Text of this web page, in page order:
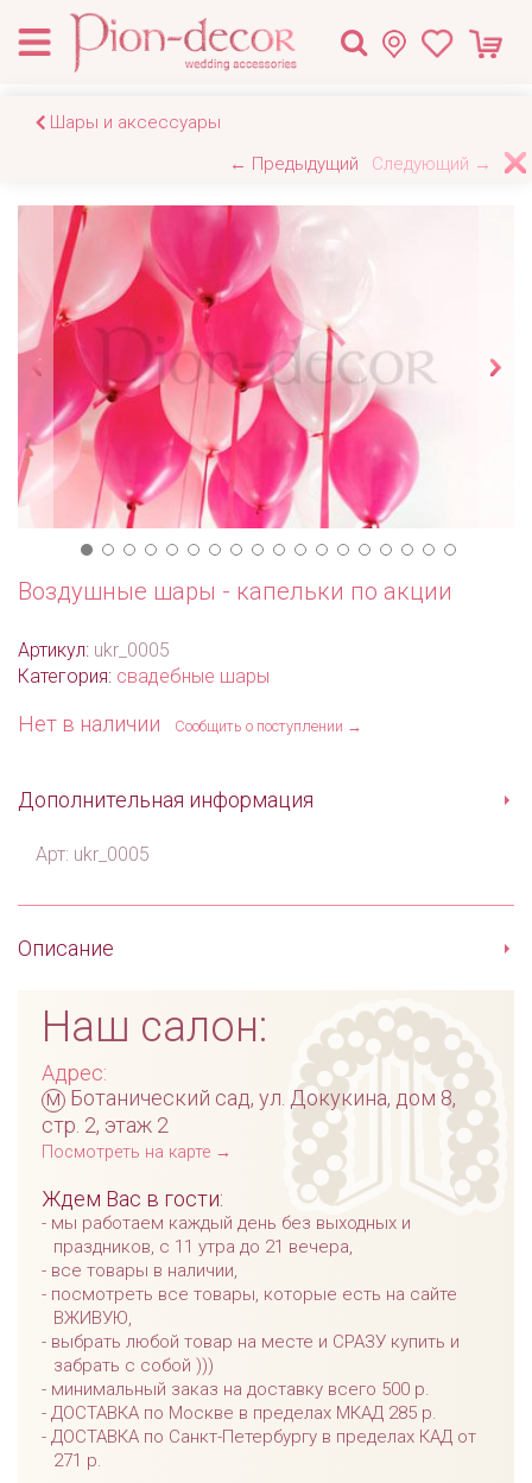
Шары и аксессуары
← Предыдущий
Следующий →
Воздушные шары - капельки по акции
Артикул: ukr_0005
Категория: свадебные шары
Нет в наличии Сообщить о поступлении →
Дополнительная информация
Арт: ukr_0005
Описание
Наш салон:
Адрес:
м Ботанический сад, ул. Докукина, дом 8,
стр. 2, этаж 2
Посмотреть на карте →
Ждем Вас в гости:
мы работаем каждый день без выходных и
праздников, с 11 утра до 21 вечера,
все товары в наличии,
посмотреть все товары, которые есть на сайте
ВЖИВУЮ,
выбрать любой товар на месте и СРАЗУ купить и
забрать с собой )))
минимальный заказ на доставку всего 500 р.
ДОСТАВКА по Москве в пределах МКАД 285 р.
ДОСТАВКА по Санкт-Петербургу в пределах КАД от
271 р.